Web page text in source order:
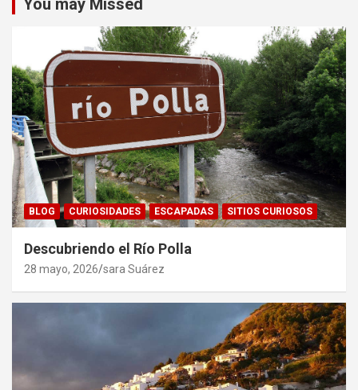
You may Missed
BLOG CURIOSIDADES ESCAPADAS SITIOS CURIOSOS
Descubriendo el Río Polla
28 mayo, 2026 sara Suárez